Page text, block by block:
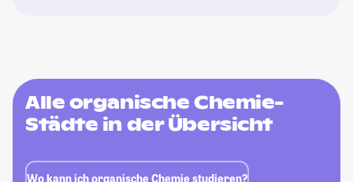
Alle organische Chemie-
Städte in der Übersicht
Wo kann ich organische Chemie studieren?